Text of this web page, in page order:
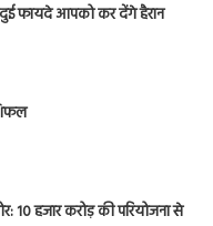
फायदे आपको कर देंगे हैरान
10 हजार करोड़ की परियोजना से